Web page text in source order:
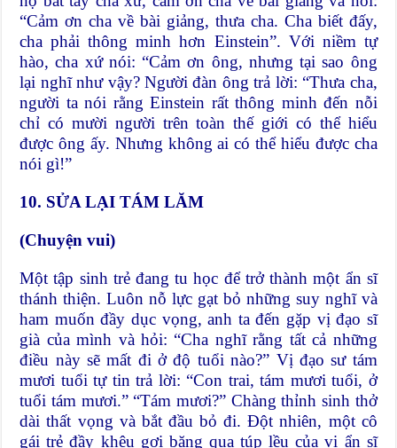
“Cảm ơn cha về bài giảng, thưa cha. Cha biết đấy,
cha phải thông minh hơn Einstein”. Với niềm tự
hào, cha xứ nói: “Cảm ơn ông, nhưng tại sao ông
lại nghĩ như vậy? Người đàn ông trả lời: “Thưa cha,
người ta nói rằng Einstein rất thông minh đến nỗi
chỉ có mười người trên toàn thế giới có thể hiểu
được ông ấy. Nhưng không ai có thể hiểu được cha
nói gì!”
10. SỬA LẠI TÁM LĂM
(Chuyện vui)
Một tập sinh trẻ đang tu học để trở thành một ẩn sĩ
thánh thiện. Luôn nỗ lực gạt bỏ những suy nghĩ và
ham muốn đầy dục vọng, anh ta đến gặp vị đạo sĩ
già của mình và hỏi: “Cha nghĩ rằng tất cả những
điều này sẽ mất đi ở độ tuổi nào?” Vị đạo sư tám
mươi tuổi tự tin trả lời: “Con trai, tám mươi tuổi, ở
tuổi tám mươi.” “Tám mươi?” Chàng thỉnh sinh thở
dài thất vọng và bắt đầu bỏ đi. Đột nhiên, một cô
gái trẻ đầy khêu gợi băng qua túp lều của vị ẩn sĩ